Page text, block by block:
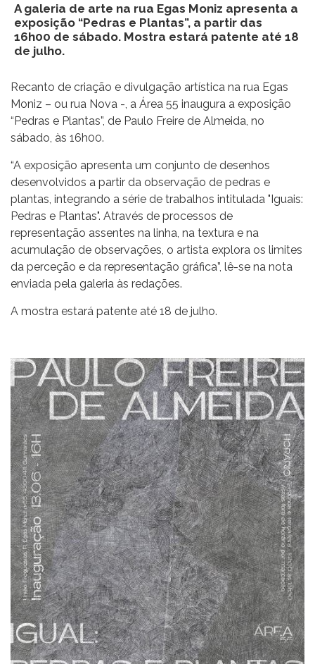
A galeria de arte na rua Egas Moniz apresenta a
exposição “Pedras e Plantas”, a partir das
16h00 de sábado. Mostra estará patente até 18
de julho.
Recanto de criação e divulgação artística na rua Egas
Moniz – ou rua Nova -, a Área 55 inaugura a exposição
“Pedras e Plantas”, de Paulo Freire de Almeida, no
sábado, às 16h00.
“A exposição apresenta um conjunto de desenhos
desenvolvidos a partir da observação de pedras e
plantas, integrando a série de trabalhos intitulada "Iguais:
Pedras e Plantas". Através de processos de
representação assentes na linha, na textura e na
acumulação de observações, o artista explora os limites
da perceção e da representação gráfica”, lê-se na nota
enviada pela galeria às redações.
A mostra estará patente até 18 de julho.